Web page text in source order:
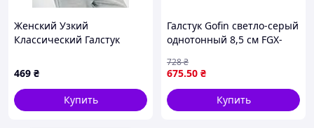
Женский Узкий
Классический Галстук
469 ₴
Купить
Галстук Gofin светло-серый
однотонный 8,5 см FGX-
675.50 ₴
728₴
Купить